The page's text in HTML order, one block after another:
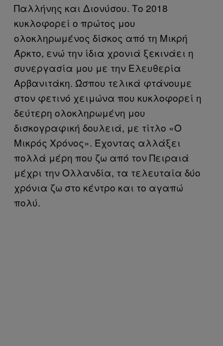
Παλλήνης και Διονύσου. Το 2018
κυκλοφορεί ο πρώτος μου
ολοκληρωμένος δίσκος από τη Μικρή
Άρκτο, ενώ την ίδια χρονιά ξεκινάει η
συνεργασία μου με την Ελευθερία
Αρβανιτάκη. Ώσπου τελικά φτάνουμε
στον φετινό χειμώνα που κυκλοφορεί η
δεύτερη ολοκληρωμένη μου
δισκογραφική δουλειά, με τίτλο «Ο
Μικρός Χρόνος». Έχοντας αλλάξει
πολλά μέρη που ζω από τον Πειραιά
μέχρι την Ολλανδία, τα τελευταία δύο
χρόνια ζω στο κέντρο και το αγαπώ
πολύ.